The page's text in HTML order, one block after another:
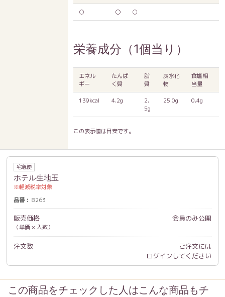
○ 〇 ○
栄養成分（1個当り）
エネル
ギー
たんぱ
く質
脂
質
炭水化
物
食塩相
当量
139kcal 4.2g
2.
5g
25.0g 0.4g
この表示値は目安です。
宅急便
ホテル生地玉
軽減税率対象
品番
8263
販売価格
（単価 × 入数）
会員のみ公開
注文数
ご注文には
ログイン してください
この商品をチェックした人はこんな商品もチ